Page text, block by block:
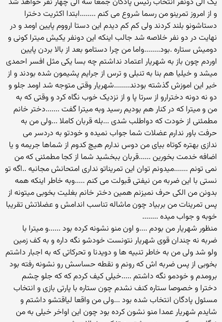
و از امروز تمرینو من رسما شروع می کنم ........ابتدا اکثریت دخترا
دستاشونو بلند کردند ولی کم کم دیدم این دستا ارووم پایین اومد و در
نهایت در دو نفر خلاصه شد جالب اینکه این دونفر یکیش میترا کونی و
دومیش ستاره .بود........واما من چرا دستامو بعد از بالا بردن پایین
اوردم چون باز به شهریار اعتماد نداشتم چه بسا یکی مثل افسر احمدی
میشد و خیلیا هم بنا به تنبلی و ترس از جرایم پشیمون شده بودند و از
خیر این اموزش گذشته بودند........شهریار وقتی متوجه شد اومد جلو و
دو نه دونه دخترارو از سرتا پا و از نزدیک خوب نگاه کرد و وقتی که به
من و میترا که در کنار هم بودیم رسید وبه میترا گفت .......دختر خانم
مطمئنی از خودت که دواطلب شدی ...بله قربان کاملا ...ولی من به
حرفت باور ندارم عضلات شما جواب نمیده و خودتو به دردسر می
ندازی بهتره کوتاه بیای من دوس ندارم هیچ کدوم از شماها جریمه و یا
اضافه خدمت بخورین ......قربان ببخشید شما از کجا مطمئنی که من
نمی تونم .......میدونم توان این تمریناتو نداری امتحانش مجانیه ..اگه تو
نستی با این ضربه من نیفتی قبولت می کنم .....وبه خاطر اینکه همه
بدونن من الکی حرف نمیزنم همین دختر خانم بغلیت بخوبی میتونه از
پس تمرینات من بربیاد چون ماشاله تناسب اندامش و عضلاتش تقریبا
خوبه و جواب میده ........
منظور شهریار من بودم ....و اون منو نشونه کرده بود ......و میترا با
ضربه نه چندان قوی شهریار نتونست خودشو نگه داره و به کف زمین
ولو شد ولی من به خاطر تنبیه ها و دویدنا و تحرکاتی که به اجبار داشتم
بخوبی از پس ضربه اش که رونم و نقطه حساسش رو نشونه رفته بود
برومدم و خودمو نگه داشتم .....خیلی کیف کردم که که جلو چشم
دخترا و خصوصا ستاره کنف نشدم چون ستاره با پارتی بازی و انتخاب
مسئول پادگان انتخاب شده بود ...ولی من واقعا لیاقتشو داشتم و
شایدم شهریار عمدا منو نشون کرده بود چون این اواخر خیلی به من